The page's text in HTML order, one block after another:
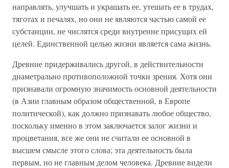
направлять, улучшать и украшать ее, утешать ее в трудах,
тяготах и печалях, но они не являются частью самой ее
субстанции, не числятся среди внутренне присущих ей
целей. Единственной целью жизни является сама жизнь.
Древние придерживались другой, в действительности
диаметрально противоположной точки зрения. Хотя они
признавали огромную значимость основной деятельности
(в Азии главным образом общественной, в Европе
политической), как должно признавать любое общество,
поскольку именно в этом заключается залог жизни и
процветания, все же они не считали ее основной в
высшем смысле этого слова; эта деятельность была
первым, но не главным делом человека. Древние видели